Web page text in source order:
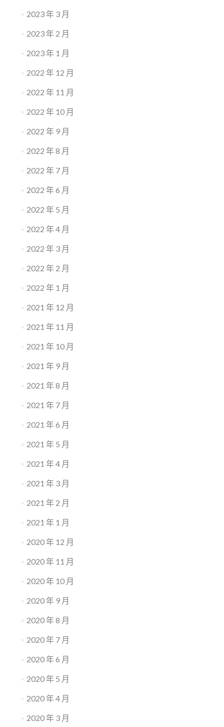
2023 年 3 月
2023 年 2 月
2023 年 1 月
2022 年 12 月
2022 年 11 月
2022 年 10 月
2022 年 9 月
2022 年 8 月
2022 年 7 月
2022 年 6 月
2022 年 5 月
2022 年 4 月
2022 年 3 月
2022 年 2 月
2022 年 1 月
2021 年 12 月
2021 年 11 月
2021 年 10 月
2021 年 9 月
2021 年 8 月
2021 年 7 月
2021 年 6 月
2021 年 5 月
2021 年 4 月
2021 年 3 月
2021 年 2 月
2021 年 1 月
2020 年 12 月
2020 年 11 月
2020 年 10 月
2020 年 9 月
2020 年 8 月
2020 年 7 月
2020 年 6 月
2020 年 5 月
2020 年 4 月
2020 年 3 月